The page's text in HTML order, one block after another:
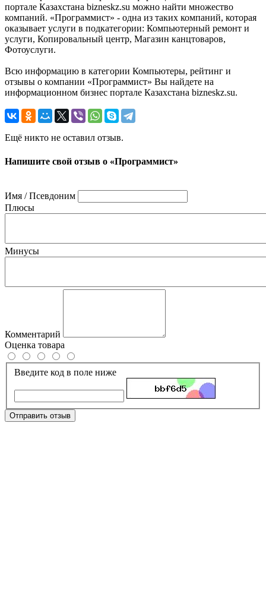
портале Казахстана bizneskz.su можно найти множество
компаний. «Программист» - одна из таких компаний, которая
оказывает услуги в подкатегории: Компьютерный ремонт и
услуги, Копировальный центр, Магазин канцтоваров,
Фотоуслуги.
Всю информацию в категории Компьютеры, рейтинг и
отзывы о компании «Программист» Вы найдете на
информационном бизнес портале Казахстана bizneskz.su.
Ещё никто не оставил отзыв.
Напишите свой отзыв о «Программист»
Имя / Псевдоним
Плюсы
Минусы
Комментарий
Оценка товара
Введите код в поле ниже
Отправить отзыв